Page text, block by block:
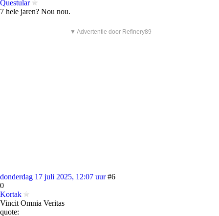
Questular
7 hele jaren? Nou nou.
▼ Advertentie door Refinery89
donderdag 17 juli 2025, 12:07 uur #6
0
Kortak
Vincit Omnia Veritas
quote: